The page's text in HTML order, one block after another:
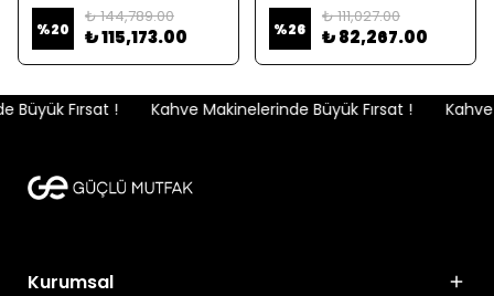
%20
₺ 144,789.00
₺ 115,173.00 %26
₺ 111,027.00
₺ 82,267.00
Fırsat ! Kahve Makinelerinde Büyük Fırsat !
Kurumsal